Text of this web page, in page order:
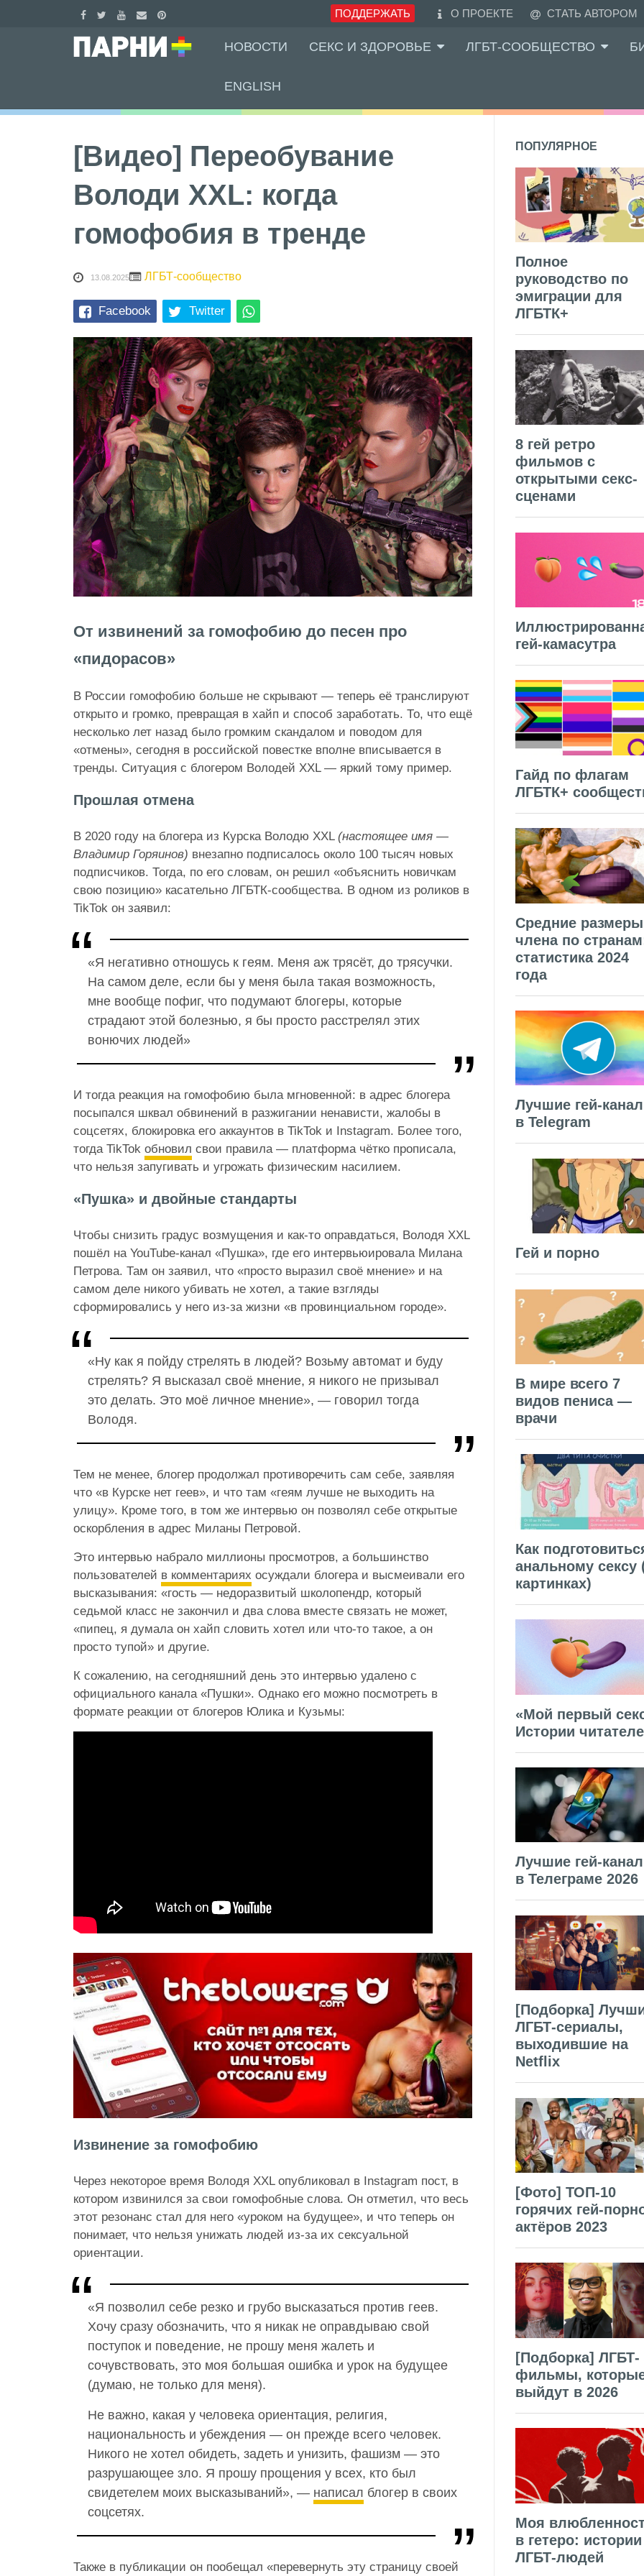
ПОДДЕРЖАТЬ О ПРОЕКТЕ СТАТЬ АВТОРОМ
НОВОСТИ СЕКС И ЗДОРОВЬЕ ЛГБТ-СООБЩЕСТВО
ENGLISH
[Видео] Переобувание
Володи XXL: когда
гомофобия в тренде
13.08.2025 ЛГБТ-сообщество
Facebook Twitter
От извинений за гомофобию до песен про
«пидорасов»
В России гомофобию больше не скрывают — теперь её транслируют
открыто и громко, превращая в хайп и способ заработать. То, что ещё
несколько лет назад было громким скандалом и поводом для
«отмены», сегодня в российской повестке вполне вписывается в
тренды. Ситуация с блогером Володей XXL — яркий тому пример.
Прошлая отмена
В 2020 году на блогера из Курска Володю XXL (настоящее имя —
Владимир Горяинов) внезапно подписалось около 100 тысяч новых
подписчиков. Тогда, по его словам, он решил «объяснить новичкам
свою позицию» касательно ЛГБТК-сообщества. В одном из роликов в
TikTok он заявил:
«Я негативно отношусь к геям. Меня аж трясёт, до трясучки.
На самом деле, если бы у меня была такая возможность,
мне вообще пофиг, что подумают блогеры, которые
страдают этой болезнью, я бы просто расстрелял этих
вонючих людей»
И тогда реакция на гомофобию была мгновенной: в адрес блогера
посыпался шквал обвинений в разжигании ненависти, жалобы в
соцсетях, блокировка его аккаунтов в TikTok и Instagram. Более того,
тогда TikTok обновил свои правила — платформа чётко прописала,
что нельзя запугивать и угрожать физическим насилием.
«Пушка» и двойные стандарты
Чтобы снизить градус возмущения и как-то оправдаться, Володя XXL
пошёл на YouTube-канал «Пушка», где его интервьюировала Милана
Петрова. Там он заявил, что «просто выразил своё мнение» и на
самом деле никого убивать не хотел, а такие взгляды
сформировались у него из-за жизни «в провинциальном городе».
«Ну как я пойду стрелять в людей? Возьму автомат и буду
стрелять? Я высказал своё мнение, я никого не призывал
это делать. Это моё личное мнение», — говорил тогда
Володя.
Тем не менее, блогер продолжал противоречить сам себе, заявляя
что «в Курске нет геев», и что там «геям лучше не выходить на
улицу». Кроме того, в том же интервью он позволял себе открытые
оскорбления в адрес Миланы Петровой.
Это интервью набрало миллионы просмотров, а большинство
пользователей в комментариях осуждали блогера и высмеивали его
высказывания: «гость — недоразвитый школопендр, который
седьмой класс не закончил и два слова вместе связать не может,
«пипец, я думала он хайп словить хотел или что-то такое, а он
просто тупой» и другие.
К сожалению, на сегодняшний день это интервью удалено с
официального канала «Пушки». Однако его можно посмотреть в
формате реакции от блогеров Юлика и Кузьмы:
Извинение за гомофобию
Через некоторое время Володя XXL опубликовал в Instagram пост, в
котором извинился за свои гомофобные слова. Он отметил, что весь
этот резонанс стал для него «уроком на будущее», и что теперь он
понимает, что нельзя унижать людей из-за их сексуальной
ориентации.
«Я позволил себе резко и грубо высказаться против геев.
Хочу сразу обозначить, что я никак не оправдываю свой
поступок и поведение, не прошу меня жалеть и
сочувствовать, это моя большая ошибка и урок на будущее
(думаю, не только для меня).
Не важно, какая у человека ориентация, религия,
национальность и убеждения — он прежде всего человек.
Никого не хотел обидеть, задеть и унизить, фашизм — это
разрушающее зло. Я прошу прощения у всех, кто был
свидетелем моих высказываний», — написал блогер в своих
соцсетях.
Также в публикации он пообещал «перевернуть эту страницу своей
ПОПУЛЯРНОЕ
Полное
руководство по
эмиграции для
ЛГБТК+
8 гей ретро
фильмов с
открытыми секс-
сценами
гей-камасутра
Гайд по флагам
ЛГБТК+
Средние размеры
члена по
статистика 2024
года
Лучшие гей-
в Telegram
Гей и порно
В мире всего 7
видов пениса —
врачи
Как
анальному сексу
картинках)
«Мой первый
Истории
Лучшие гей-
в Телеграме 2026
[Подборка]
ЛГБТ-сериалы,
выходившие на
Netflix
[Фото] ТОП-10
горячих гей-
актёров 2023
[Подборка] ЛГБТ-
фильмы,
выйдут в 2026
Моя
в гетеро: истории
ЛГБТ-людей